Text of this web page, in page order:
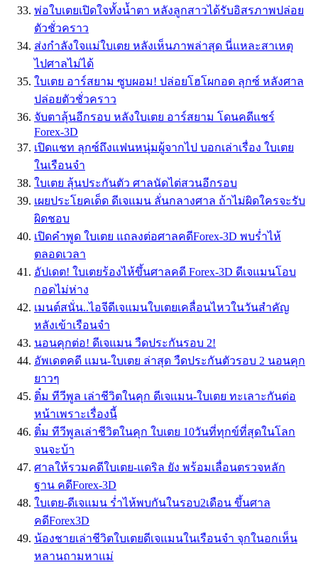
พ่อใบเตยเปิดใจทั้งน้ำตา หลังลูกสาวได้รับอิสรภาพปล่อย
ตัวชั่วคราว
ส่งกำลังใจแม่ใบเตย หลังเห็นภาพล่าสุด นี่แหละสาเหตุ
ไปศาลไม่ได้
ใบเตย อาร์สยาม ซูบผอม! ปล่อยโฮโผกอด ลุกซ์ หลังศาล
ปล่อยตัวชั่วคราว
จับตาลุ้นอีกรอบ หลังใบเตย อาร์สยาม โดนคดีแชร์
Forex-3D
เปิดแชท ลุกซ์ถึงแฟนหนุ่มผู้จากไป บอกเล่าเรื่อง ใบเตย
ในเรือนจำ
ใบเตย ลุ้นประกันตัว ศาลนัดไต่สวนอีกรอบ
เผยประโยคเด็ด ดีเจแมน ลั่นกลางศาล ถ้าไม่ผิดใครจะรับ
ผิดชอบ
เปิดคำพูด ใบเตย แถลงต่อศาลคดีForex-3D พบร่ำไห้
ตลอดเวลา
อัปเดต! ใบเตยร้องไห้ขึ้นศาลคดี Forex-3D ดีเจแมนโอบ
กอดไม่ห่าง
เมนต์สนั่น..ไอจีดีเจแมนใบเตยเคลื่อนไหวในวันสำคัญ
หลังเข้าเรือนจำ
นอนคุกต่อ! ดีเจแมน วืดประกันรอบ 2!
อัพเดตคดี เเมน-ใบเตย ล่าสุด วืดประกันตัวรอบ 2 นอนคุก
ยาวๆ
ติ๋ม ทีวีพูล เล่าชีวิตในคุก ดีเจเเมน-ใบเตย ทะเลาะกันต่อ
หน้าเพราะเรื่องนี้
ติ๋ม ทีวีพูลเล่าชีวิตในคุก ใบเตย 10วันที่ทุกข์ที่สุดในโลก
จนจะบ้า
ศาลให้รวมคดีใบเตย-แดริล ยัง พร้อมเลื่อนตรวจหลัก
ฐาน คดีForex-3D
ใบเตย-ดีเจแมน ร่ำไห้พบกันในรอบ2เดือน ขึ้นศาล
คดีForex3D
น้องชายเล่าชีวิตใบเตยดีเจแมนในเรือนจำ จุกในอกเห็น
หลานถามหาแม่